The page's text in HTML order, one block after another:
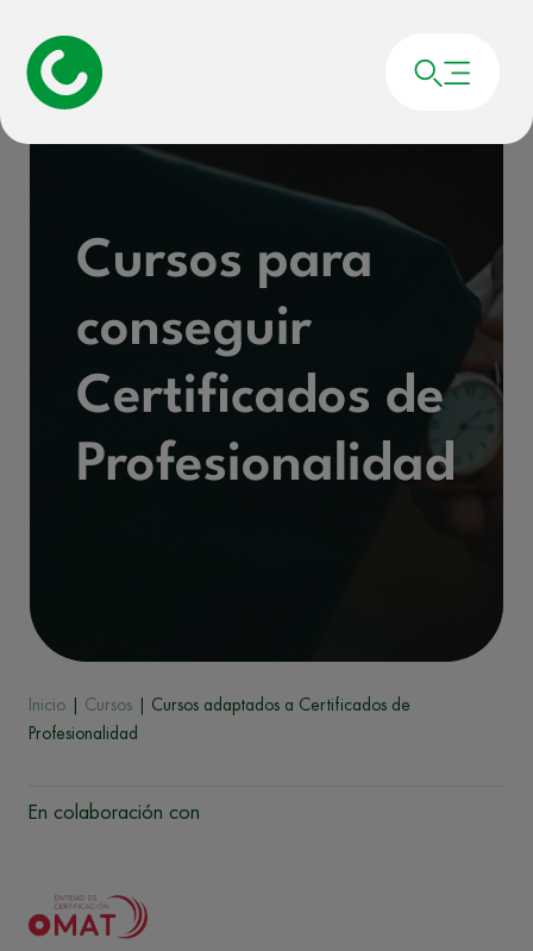
Cursos para
conseguir
Certificados de
Profesionalidad
Inicio Cursos | Cursos adaptados a Certificados de
Profesionalidad
En colaboración con